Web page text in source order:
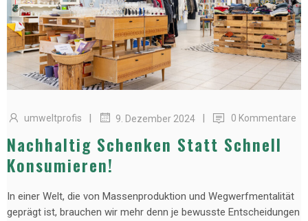
umweltprofis | 9. Dezember 2024 | 0 Kommentare
Nachhaltig Schenken Statt Schnell
Konsumieren!
In einer Welt, die von Massenproduktion und Wegwerfmentalität
geprägt ist, brauchen wir mehr denn je bewusste Entscheidungen